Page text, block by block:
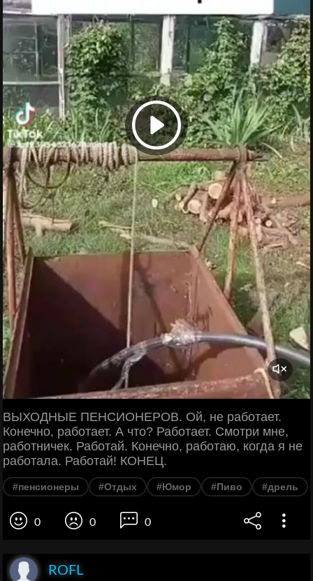
ВЫХОДНЫЕ ПЕНСИОНЕРОВ. Ой, не работает.
Конечно, работает. А что? Работает. Смотри мне,
работничек. Работай. Конечно, работаю, когда я не
работала. Работай! КОНЕЦ.
#пенсионеры #Отдых #Юмор #Пиво #дрель
0 0 0
ROFL